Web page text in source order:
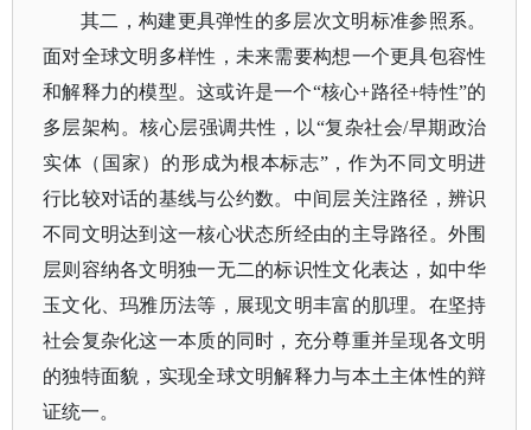
其二，构建更具弹性的多层次文明标准参照系。
面对全球文明多样性，未来需要构想一个更具包容性
和解释力的模型。这或许是一个“核心+路径+特性”的
多层架构。核心层强调共性，以“复杂社会/早期政治
实体（国家）的形成为根本标志”，作为不同文明进
行比较对话的基线与公约数。中间层关注路径，辨识
不同文明达到这一核心状态所经由的主导路径。外围
层则容纳各文明独一无二的标识性文化表达，如中华
玉文化、玛雅历法等，展现文明丰富的肌理。在坚持
社会复杂化这一本质的同时，充分尊重并呈现各文明
的独特面貌，实现全球文明解释力与本土主体性的辩
证统一。